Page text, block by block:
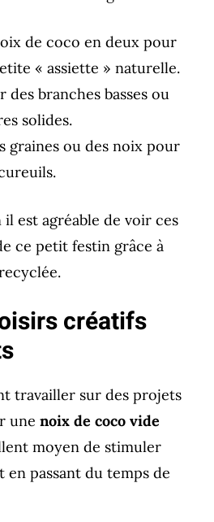
de coco en deux pour
« assiette » naturelle.
des branches basses ou
solides.
graines ou des noix pour
est agréable de voir ces
ce petit festin grâce à
créatifs
travailler sur des projets
une noix de coco vide
moyen de stimuler
passant du temps de